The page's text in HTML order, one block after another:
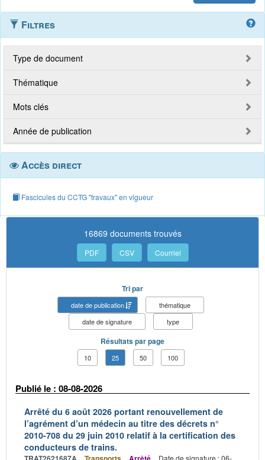
Filtres
Type de document
Thématique
Mots clés
Année de publication
Accès direct
Fascicules du CCTG "travaux" en vigueur
16869 documents trouvés
PDF CSV Courriel
Tri par
date de publication
thématique
date de signature
type
Résultats par page
10 25 50 100
Publié le : 08-08-2026
Arrêté du 6 août 2026 portant renouvellement de
l’agrément d’un médecin au titre des décrets n°
2010-708 du 29 juin 2010 relatif à la certification des
conducteurs de trains.
Date de signature : 06-